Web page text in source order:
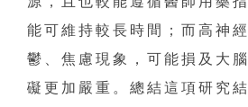
能可維持較長時間；而高神
鬱、焦慮現象，可能損及大
礙更加嚴重。總結這項研究